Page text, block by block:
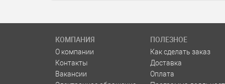
КОМПАНИЯ
О компании
Контакты
Вакансии
ПОЛЕЗНОЕ
Как сделать заказ
Доставка
Оплата